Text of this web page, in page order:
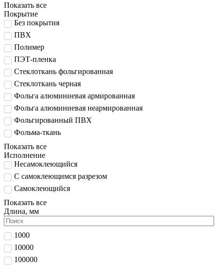
Показать все
Покрытие
Без покрытия
ПВХ
Полимер
ПЭТ-пленка
Стеклоткань фольгированная
Стеклоткань черная
Фольга алюминиевая армированная
Фольга алюминиевая неармированная
Фольгированный ПВХ
Фольма-ткань
Показать все
Исполнение
Несамоклеющийся
С самоклеющимся разрезом
Самоклеющийся
Показать все
Длина, мм
1000
10000
100000